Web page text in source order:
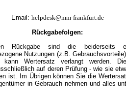
Email: helpdesk@mm-frankfurt.de
Rückgabefolgen:
Rückgabe sind die beiderseits
Nutzungen (z.B.
kann Wertersatz verlangt werden.
auf deren Prüfung - wie sie
ist. Im Übrigen können Sie die
in Gebrauch nehmen und alles